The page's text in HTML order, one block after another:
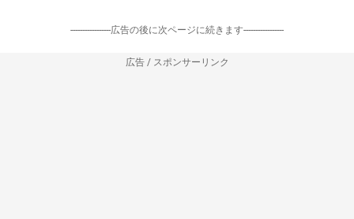
-----------------広告の後に次ページに続きます-----------------
広告 / スポンサーリンク